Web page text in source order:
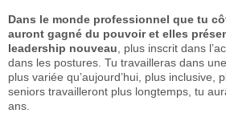
Dans le monde professionnel que tu
auront gagné du pouvoir et elles
leadership nouveau , plus inscrit dans
dans les postures. Tu travailleras dans
plus variée qu’aujourd’hui, plus inclusive,
seniors travailleront plus longtemps, tu
ans.